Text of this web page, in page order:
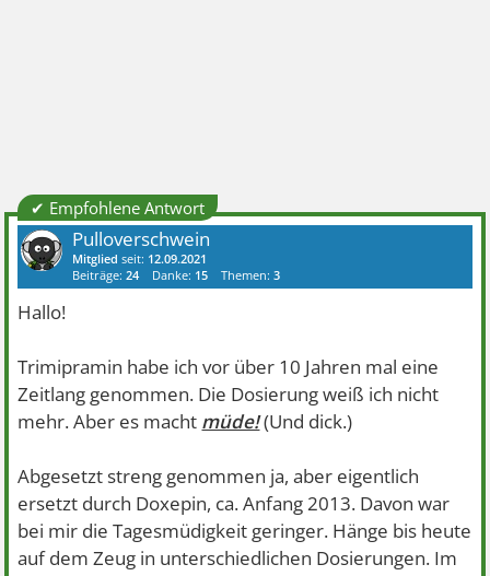
✔ Empfohlene Antwort
Pulloverschwein
Mitglied seit: 12.09.2021
Beiträge:24 Danke: 15 Themen:3
Hallo!
Trimipramin habe ich vor über 10 Jahren mal eine
Zeitlang genommen. Die Dosierung weiß ich nicht
mehr. Aber es macht müde!(Und dick.)
Abgesetzt streng genommen ja, aber eigentlich
ersetzt durch Doxepin, ca. Anfang 2013. Davon war
bei mir die Tagesmüdigkeit geringer. Hänge bis heute
auf dem Zeug in unterschiedlichen Dosierungen. Im